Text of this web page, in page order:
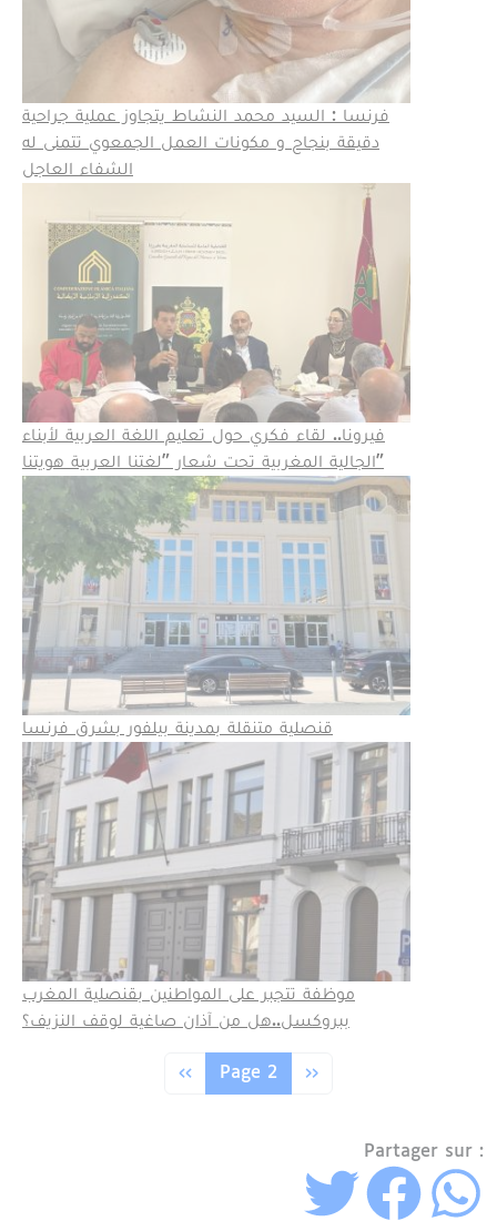
فرنسا : السيد محمد النشاط يتجاوز عملية جراحية
دقيقة بنجاح و مكونات العمل الجمعوي تتمنى له
الشفاء العاجل
فيرونا.. لقاء فكري حول تعليم اللغة العربية لأبناء
الجالية المغربية تحت شعار "لغتنا العربية هويتنا"
قنصلية متنقلة بمدينة بيلفور بشرق فرنسا
موظفة تتجبر على المواطنين بقنصلية المغرب
ببروكسل..هل من آذان صاغية لوقف النزيف؟
Page précédente
‹‹ Page 2 Page suivante
››
Partager sur :